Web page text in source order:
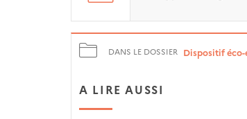
DANS LE DOSSIER Dispositif éco-
A LIRE AUSSI